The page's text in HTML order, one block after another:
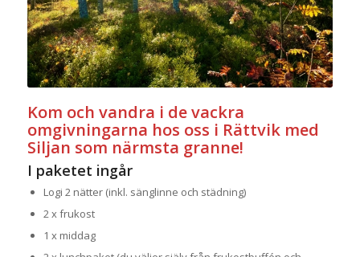
Kom och vandra i de vackra
omgivningarna hos oss i Rättvik med
Siljan som närmsta granne!
I paketet ingår
Logi 2 nätter (inkl. sänglinne och städning)
2 x frukost
1 x middag